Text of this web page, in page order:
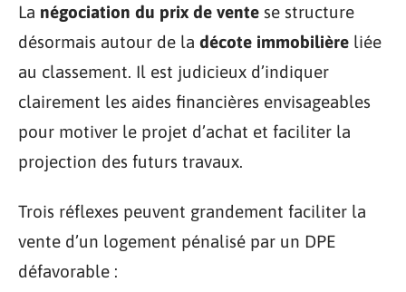
La négociation du prix de vente se structure
désormais autour de la décote immobilière liée
au classement. Il est judicieux d’indiquer
clairement les aides financières envisageables
pour motiver le projet d’achat et faciliter la
projection des futurs travaux.
Trois réflexes peuvent grandement faciliter la
vente d’un logement pénalisé par un DPE
défavorable :